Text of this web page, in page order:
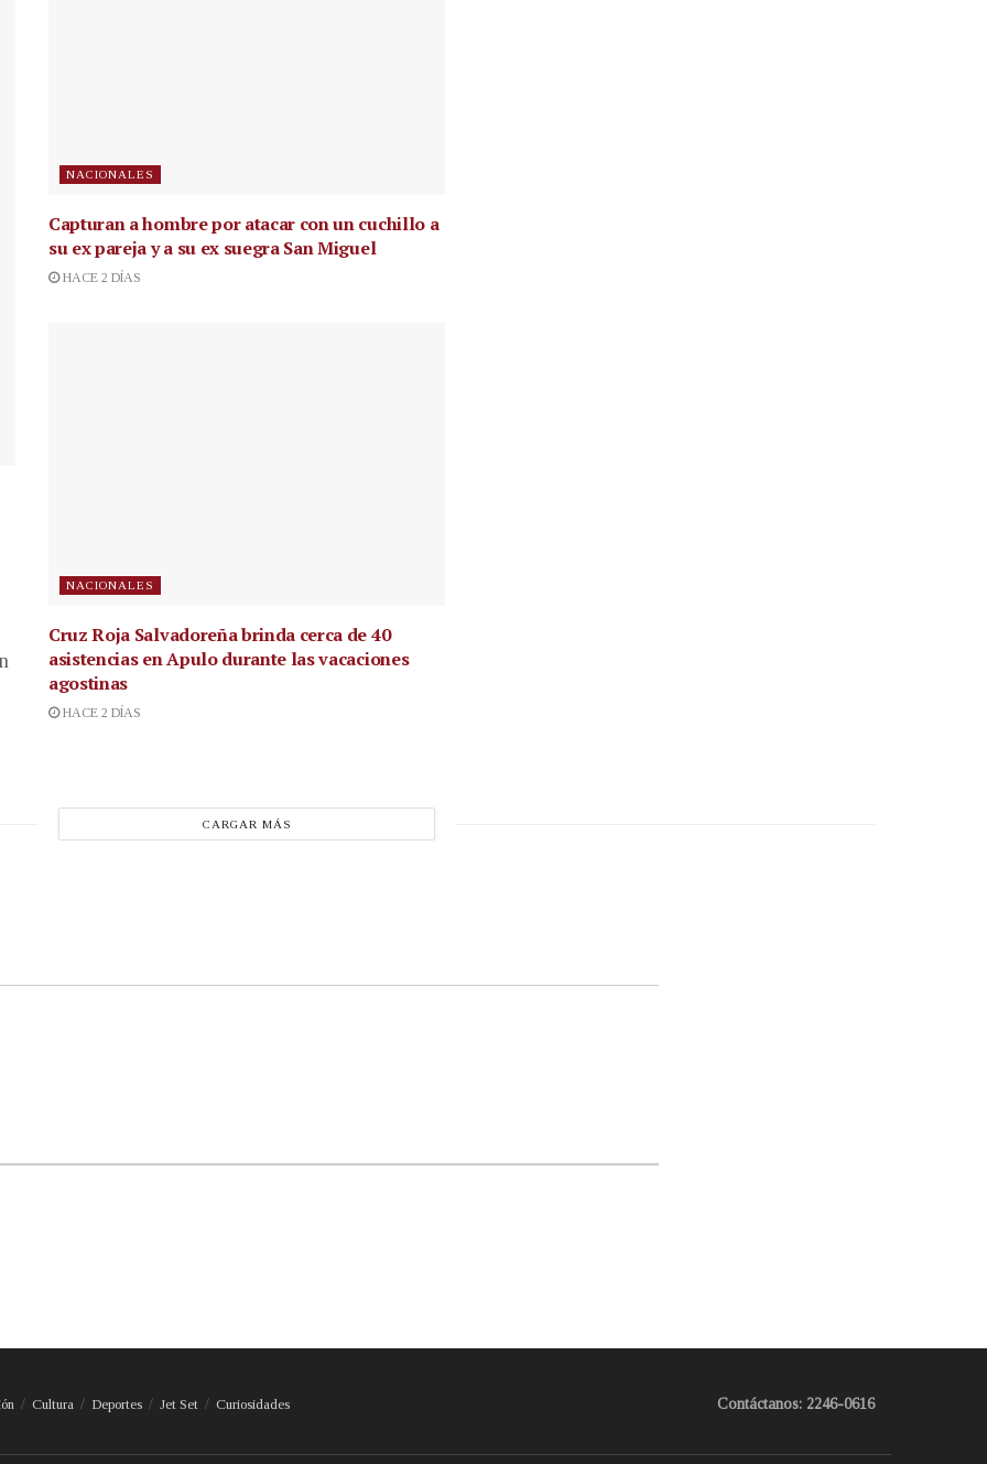
NACIONALES
Capturan a hombre por atacar con un cuchillo a
su ex pareja y a su ex suegra San Miguel
HACE 2 DÍAS
NACIONALES
Cruz Roja Salvadoreña brinda cerca de 40
asistencias en Apulo durante las vacaciones
agostinas
HACE 2 DÍAS
CARGAR MÁS
Cultura Deportes Jet Set Curiosidades Contáctanos: 2246-0616